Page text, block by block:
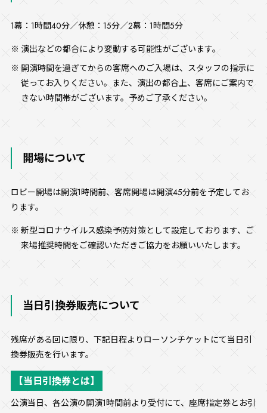
1幕：1時間40分／休憩：15分／2幕：1時間5分
演出などの都合により変動する可能性がございます。
開演時間を過ぎてからの客席へのご入場は、スタッフの指示に
従ってお入りください。また、演出の都合上、客席にご案内で
きない時間帯がございます。予めご了承ください。
開場について
ロビー開場は開演1時間前、客席開場は開演45分前を予定してお
ります。
新型コロナウイルス感染予防対策として設定しております、ご
来場推奨時間をご確認いただきご協力をお願いいたします。
当日引換券販売について
残席がある回に限り、下記日程よりローソンチケットにて当日引
換券販売を行います。
【当日引換券とは】
公演当日、各公演の開演1時間前より受付にて、座席指定券とお引